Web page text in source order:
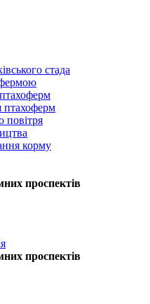
стада
птахоферм
повітря
корму
проспектів
проспектів